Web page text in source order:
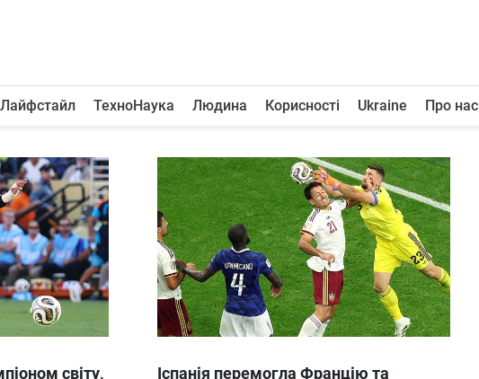
Лайфстайл ТехноНаука Людина Корисності Ukraine Про нас
світу,
Іспанія перемогла Францію та